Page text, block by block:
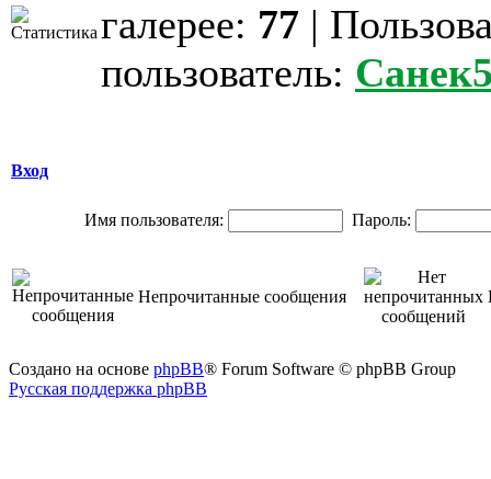
галерее: 77 |
пользователь:
Вход
Имя пользователя: Пароль:
Непрочитанные сообщения
Создано на основе phpBB® Forum Software © phpBB Group
Русская поддержка phpBB